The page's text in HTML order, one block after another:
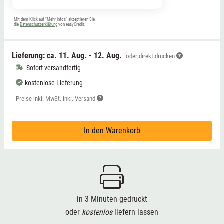
Mit dem Klick auf "Mehr Infos" akzeptieren Sie
die Datenschutzerklärung von easyCredit.
Lieferung: ca. 11. Aug. - 12. Aug. oder direkt drucken
Sofort versandfertig
kostenlose Lieferung
Preise inkl. MwSt. inkl. Versand
In den Warenkorb
in 3 Minuten gedruckt
oder kostenlosliefern lassen